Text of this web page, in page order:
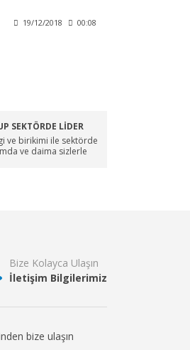
19/12/2018 00:08
SEKTÖRDE LİDER
ve birikimi ile sektörde
ve daima sizlerle
Bize Kolayca Ulaşın
İletişim Bilgilerimiz
bize ulaşın